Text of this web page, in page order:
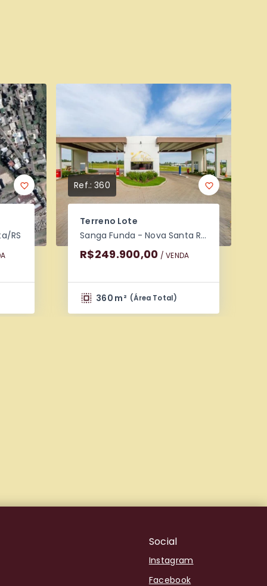
RS
Ref.:360
Terreno Lote
Sanga Funda - Nova Santa Rita/RS
R$249.900,00 / VENDA
360 m² (Área Total)
Social
Instagram
Facebook